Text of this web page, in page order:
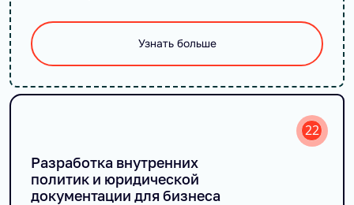
Узнать больше
22
Разработка внутренних
политик и юридической
документации для бизнеса